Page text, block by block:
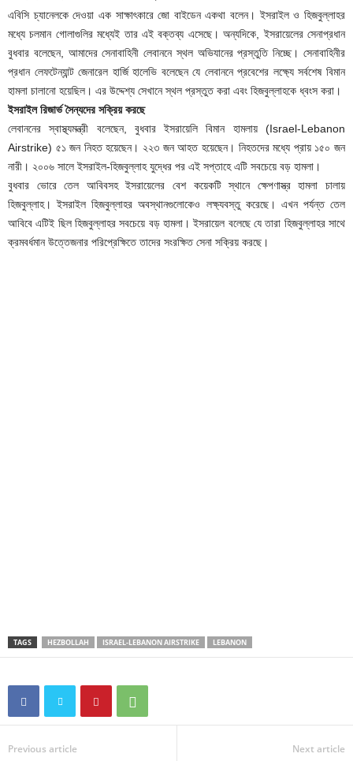
এবিসি চ্যানেলকে দেওয়া এক সাক্ষাৎকারে জো বাইডেন একথা বলেন। ইসরাইল ও হিজবুল্লাহর
মধ্যে চলমান গোলাগুলির মধ্যেই তার এই বক্তব্য এসেছে। অন্যদিকে, ইসরায়েলের সেনাপ্রধান
বুধবার বলেছেন, আমাদের সেনাবাহিনী লেবাননে স্থল অভিযানের প্রস্তুতি নিচ্ছে। সেনাবাহিনীর
প্রধান লেফটেন্যান্ট জেনারেল হার্জি হালেভি বলেছেন যে লেবাননে প্রবেশের লক্ষ্যে সর্বশেষ বিমান
হামলা চালানো হয়েছিল। এর উদ্দেশ্য সেখানে স্থল প্রস্তুত করা এবং হিজবুল্লাহকে ধ্বংস করা।
ইসরাইল রিজার্ভ সৈন্যদের সক্রিয় করছে
লেবাননের স্বাস্থ্যমন্ত্রী বলেছেন, বুধবার ইসরায়েলি বিমান হামলায় (Israel-Lebanon
Airstrike) ৫১ জন নিহত হয়েছেন। ২২৩ জন আহত হয়েছেন। নিহতদের মধ্যে প্রায় ১৫০ জন
নারী। ২০০৬ সালে ইসরাইল-হিজবুল্লাহ যুদ্ধের পর এই সপ্তাহে এটি সবচেয়ে বড় হামলা।
বুধবার ভোরে তেল আবিবসহ ইসরায়েলের বেশ কয়েকটি স্থানে ক্ষেপণাস্ত্র হামলা চালায়
হিজবুল্লাহ। ইসরাইল হিজবুল্লাহর অবস্থানগুলোকেও লক্ষ্যবস্তু করেছে। এখন পর্যন্ত তেল
আবিবে এটিই ছিল হিজবুল্লাহর সবচেয়ে বড় হামলা। ইসরায়েল বলেছে যে তারা হিজবুল্লাহর সাথে
ক্রমবর্ধমান উত্তেজনার পরিপ্রেক্ষিতে তাদের সংরক্ষিত সেনা সক্রিয় করছে।
TAGS HEZBOLLAH ISRAEL-LEBANON AIRSTRIKE LEBANON
Previous article Next article